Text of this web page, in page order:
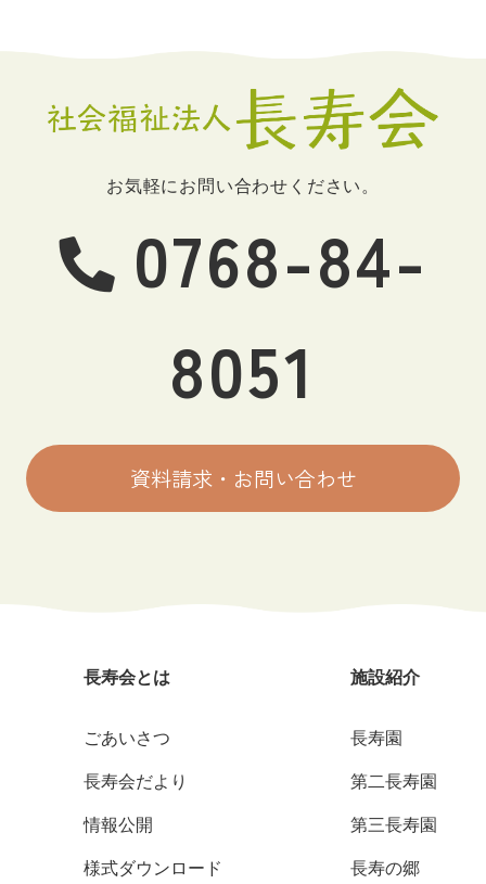
お気軽にお問い合わせください。
0768-84-
8051
資料請求・お問い合わせ
長寿会とは
ごあいさつ
長寿会だより
情報公開
様式ダウンロード
施設紹介
長寿園
第二長寿園
第三長寿園
長寿の郷